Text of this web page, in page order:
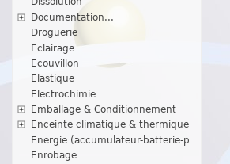
Documentation...
Droguerie
Eclairage
Ecouvillon
Elastique
Electrochimie
Emballage & Conditionnement
Enceinte climatique & thermique
Energie (accumulateur-batterie-p
Enrobage